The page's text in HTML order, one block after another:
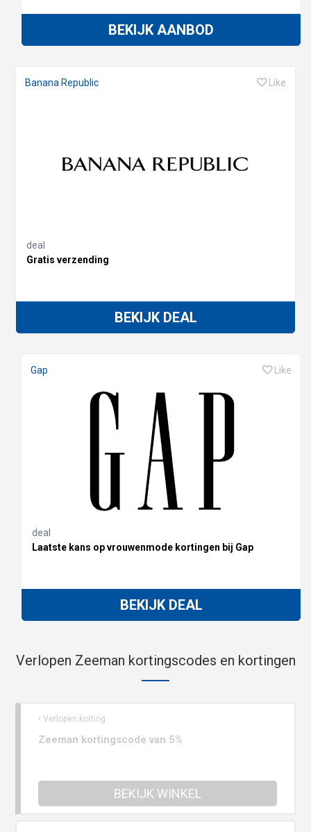
BEKIJK AANBOD
Banana Republic Like
deal
Gratis verzending
BEKIJK DEAL
Gap Like
deal
Laatste kans op vrouwenmode kortingen bij Gap
BEKIJK DEAL
Verlopen Zeeman kortingscodes en kortingen
• Verlopen korting
Zeeman kortingscode van 5%
BEKIJK WINKEL